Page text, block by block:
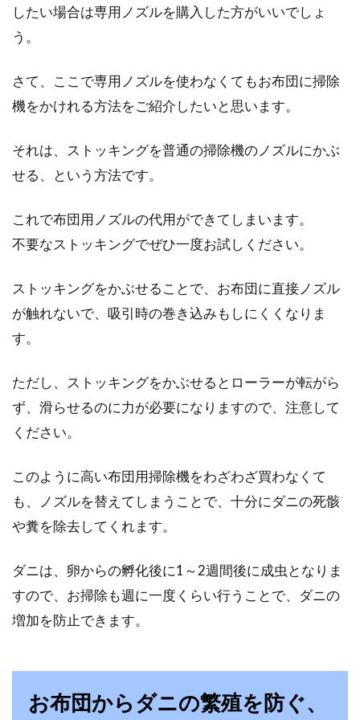
したい場合は専用ノズルを購入した方がいいでしょ
う。
さて、ここで専用ノズルを使わなくてもお布団に掃除
機をかけれる方法をご紹介したいと思います。
それは、ストッキングを普通の掃除機のノズルにかぶ
せる、という方法です。
これで布団用ノズルの代用ができてしまいます。
不要なストッキングでぜひ一度お試しください。
ストッキングをかぶせることで、お布団に直接ノズル
が触れないで、吸引時の巻き込みもしにくくなりま
す。
ただし、ストッキングをかぶせるとローラーが転がら
ず、滑らせるのに力が必要になりますので、注意して
ください。
このように高い布団用掃除機をわざわざ買わなくて
も、ノズルを替えてしまうことで、十分にダニの死骸
や糞を除去してくれます。
ダニは、卵からの孵化後に1～2週間後に成虫となりま
すので、お掃除も週に一度くらい行うことで、ダニの
増加を防止できます。
お布団からダニの繁殖を防ぐ、